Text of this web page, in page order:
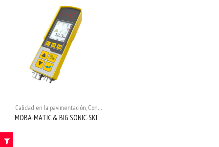
Calidad en la pavimentación,Control de Maquinaria
MOBA-MATIC & BIG SONIC-SKI